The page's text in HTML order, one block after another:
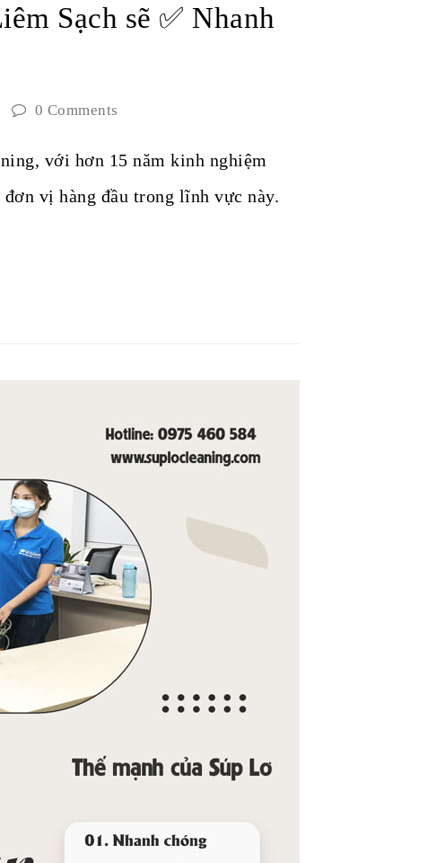
Sạch sẽ ✅ Nhanh
0 Comments
với hơn 15 năm kinh nghiệm
vị hàng đầu trong lĩnh vực này.